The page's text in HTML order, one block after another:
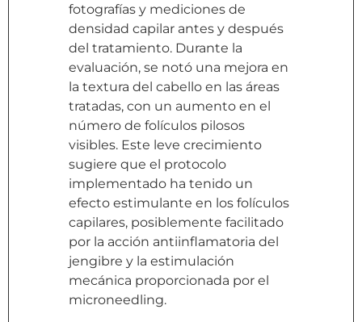
fotografías y mediciones de
densidad capilar antes y después
del tratamiento. Durante la
evaluación, se notó una mejora en
la textura del cabello en las áreas
tratadas, con un aumento en el
número de folículos pilosos
visibles. Este leve crecimiento
sugiere que el protocolo
implementado ha tenido un
efecto estimulante en los folículos
capilares, posiblemente facilitado
por la acción antiinflamatoria del
jengibre y la estimulación
mecánica proporcionada por el
microneedling.